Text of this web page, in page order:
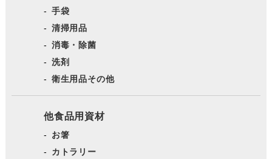
手袋
清掃用品
消毒・除菌
洗剤
衛生用品その他
他食品用資材
お箸
カトラリー